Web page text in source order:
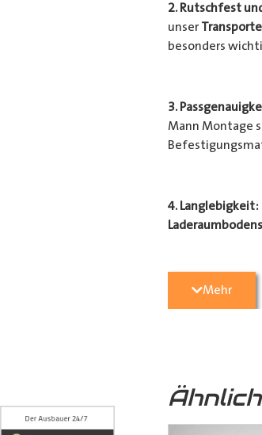
2. Rutschfest
unser
besonders
3.
Mann Montage
4. Langlebigkeit:
Laderaumbodens
geschützt.
Mehr